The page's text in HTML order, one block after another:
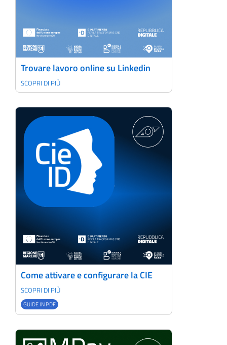
Trovare lavoro online su Linkedin
SCOPRI DI PIÙ
Come attivare e configurare la CIE
SCOPRI DI PIÙ
GUIDE IN PDF